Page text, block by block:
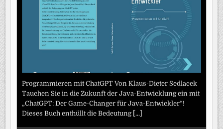
Programmieren mit ChatGPT Von Klaus-Dieter Sedlacek
Tauchen Sie in die Zukunft der Java-Entwicklung ein mit
„ChatGPT: Der Game-Changer für Java-Entwickler“!
Dieses Buch enthüllt die Bedeutung [...]